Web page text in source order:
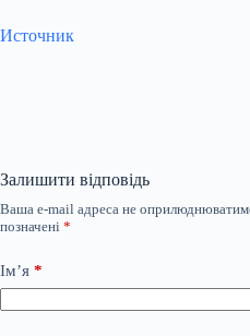
Источник
Залишити відповідь
Ваша e-mail адреса не
позначені *
Ім’я *